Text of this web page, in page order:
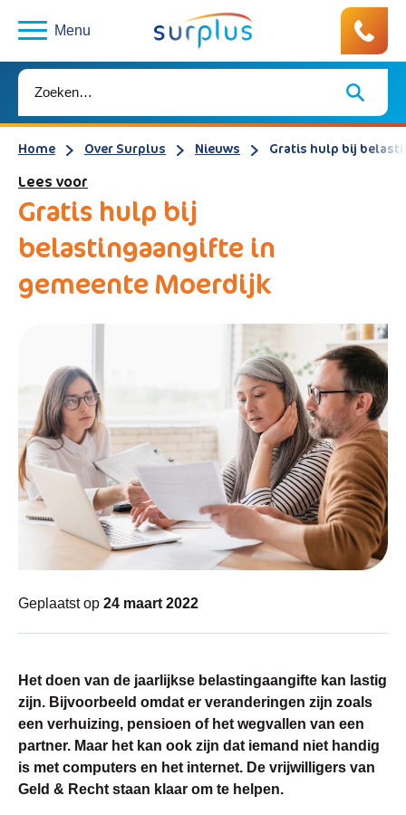
Menu
Home Over Surplus Nieuws Gratis hulp bij
Lees voor
Gratis hulp bij
belastingaangifte in
gemeente Moerdijk
Geplaatst op 24 maart 2022
Het doen van de jaarlijkse belastingaangifte kan lastig
zijn. Bijvoorbeeld omdat er veranderingen zijn zoals
een verhuizing, pensioen of het wegvallen van een
partner. Maar het kan ook zijn dat iemand niet handig
is met computers en het internet. De vrijwilligers van
Geld & Recht staan klaar om te helpen.